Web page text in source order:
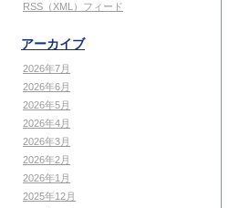
RSS（XML）フィード
アーカイブ
2026年7月
2026年6月
2026年5月
2026年4月
2026年3月
2026年2月
2026年1月
2025年12月